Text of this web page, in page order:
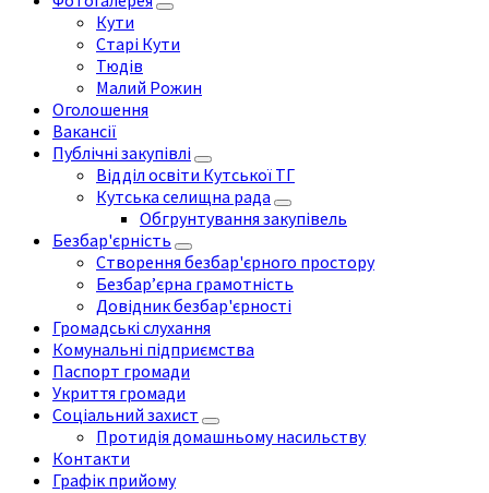
Кути
Старі Кути
Тюдів
Малий Рожин
Оголошення
Вакансії
Публічні закупівлі
Відділ освіти Кутської ТГ
Кутська селищна рада
Обгрунтування закупівель
Безбар'єрність
Створення безбар'єрного простору
Безбар’єрна грамотність
Довідник безбар'єрності
Громадські слухання
Комунальні підприємства
Паспорт громади
Укриття громади
Соціальний захист
Протидія домашньому насильству
Контакти
Графік прийому